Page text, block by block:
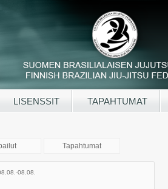
LISENSSIT TAPAHTUMAT